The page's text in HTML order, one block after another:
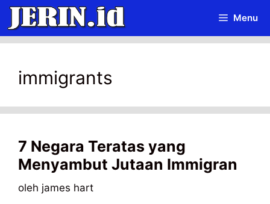
Langsung
isi
Menu
immigrants
7 Negara Teratas yang
Menyambut Jutaan Immigran
oleh james hart